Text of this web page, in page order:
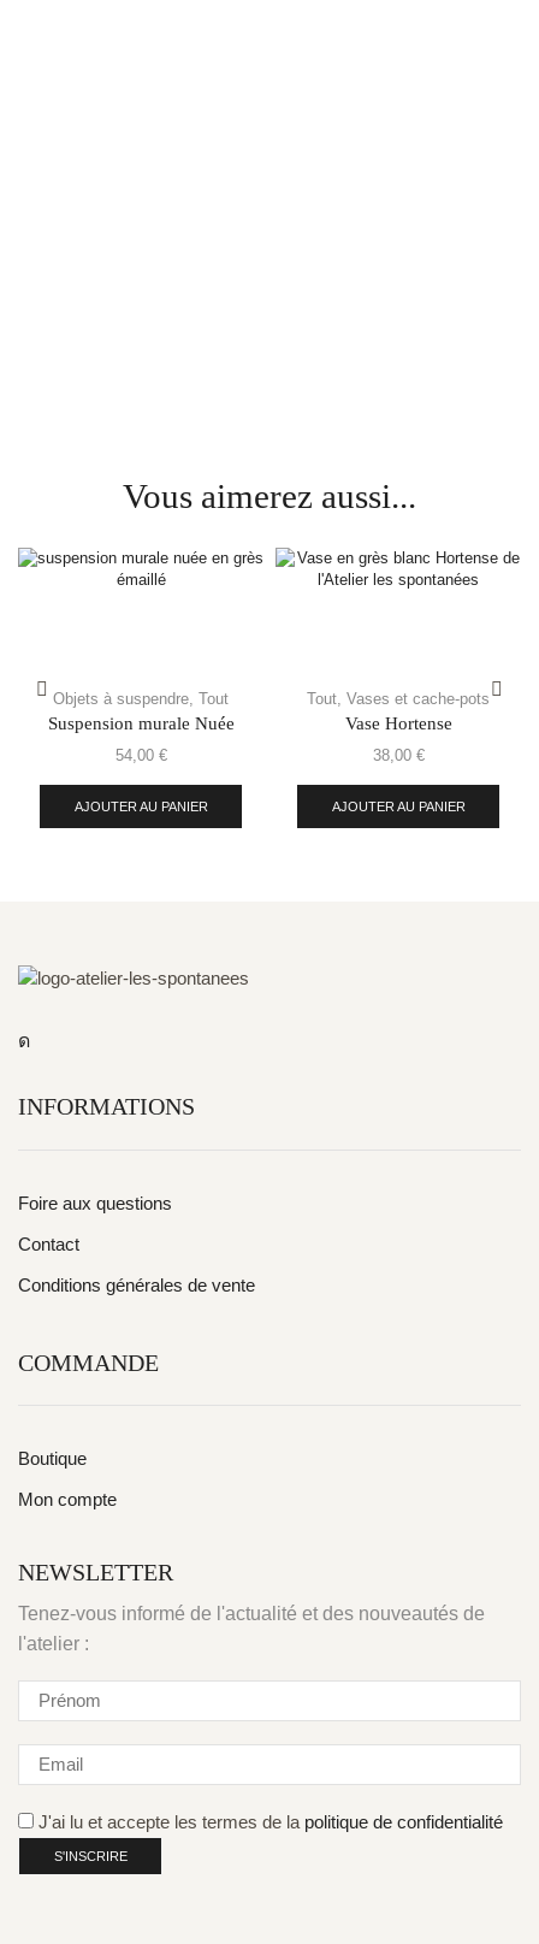
Vous aimerez aussi...
Objets à suspendre Tout
Suspension murale Nuée
54,00 €
AJOUTER AU PANIER
Tout Vases et cache-pots
Vase Hortense
38,00 €
AJOUTER AU PANIER
INFORMATIONS
Foire aux questions
Contact
Conditions générales de vente
COMMANDE
Boutique
Mon compte
NEWSLETTER
Tenez-vous informé de l'actualité et des nouveautés de
l'atelier :
J'ai lu et accepte les termes de la politique de confidentialité